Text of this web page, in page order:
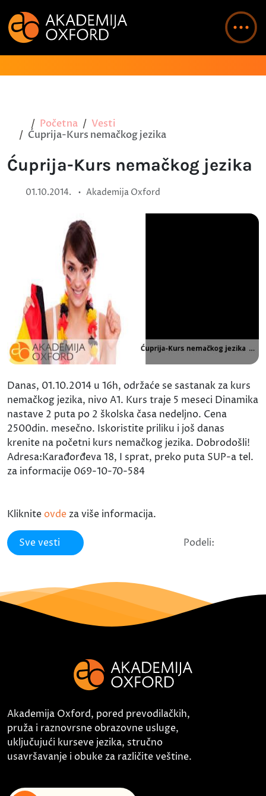
Početna
Vesti
Ćuprija-Kurs nemačkog jezika
Ćuprija-Kurs nemačkog jezika
01.10.2014. • Akademija Oxford
Danas, 01.10.2014 u 16h, održaće se sastanak za kurs
nemačkog jezika, nivo A1. Kurs traje 5 meseci Dinamika
nastave 2 puta po 2 školska časa nedeljno. Cena
2500din. mesečno. Iskoristite priliku i još danas
krenite na početni kurs nemačkog jezika. Dobrodošli!
Adresa:Karađorđeva 18, I sprat, preko puta SUP-a tel.
za informacije 069-10-70-584
Kliknite ovde za više informacija.
Sve vesti Podeli:
Akademija Oxford, pored prevodilačkih,
pruža i raznovrsne obrazovne usluge,
uključujući kurseve jezika, stručno
usavršavanje i obuke za različite veštine.